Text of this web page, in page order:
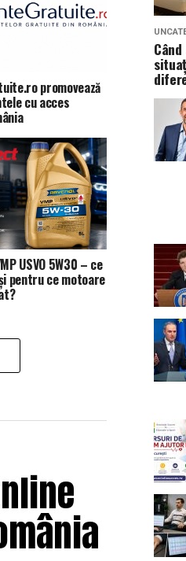
promovează
cu acces
USVO 5W30 – ce
pentru ce motoare